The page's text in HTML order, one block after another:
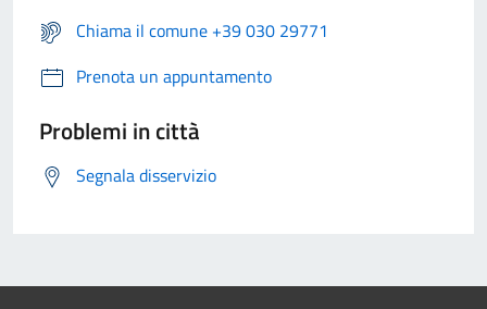
Chiama il comune +39 030 29771
Prenota un appuntamento
Problemi in città
Segnala disservizio